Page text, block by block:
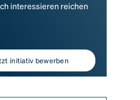
interessieren reichen
initiativ bewerben